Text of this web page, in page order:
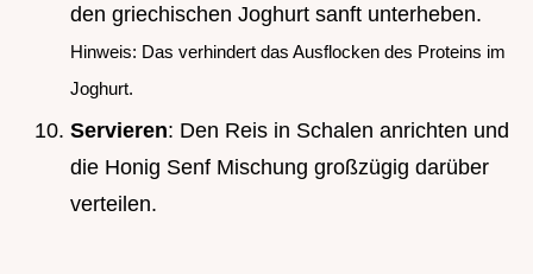
den griechischen Joghurt sanft unterheben.
Hinweis: Das verhindert das Ausflocken des Proteins im
Joghurt.
Servieren: Den Reis in Schalen anrichten und
die Honig Senf Mischung großzügig darüber
verteilen.